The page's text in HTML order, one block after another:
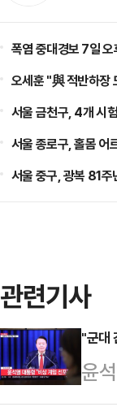
폭염 중대경보 7일
오세훈 "與 적반하장
서울 금천구, 4개 시
서울 종로구, 홀몸 어
서울 중구, 광복 81주
관련기사
"군대
윤
해